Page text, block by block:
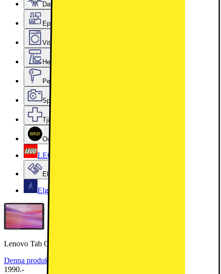
Datorkomponenter
Epoq Kök & Tvättstuga
Vitvaror
Hem, Hushåll & Trädgård
Personvård, Hälsa & Skönhet
Sport & Fritid
Tjänster & Tillbehör
Outlet
LEGO
Elgiganten Företag
Elgiganten Kundklubb
Lenovo Tab One 8.7" surfplatta LTE 4/64 (luna grey)
Denna produkt har blivit bedömd som 5 av 5 möjliga stjärnor.
1990.-